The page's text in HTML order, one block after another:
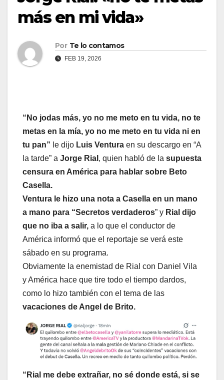
más en mi vida»
Por Te lo contamos
FEB 19, 2026
“No jodas más, yo no me meto en tu vida, no te
metas en la mía, yo no me meto en tu vida ni en
tu pan” le dijo Luis Ventura en su descargo en “A
la tarde” a Jorge Rial , quien habló de la supuesta
censura en América para hablar sobre Beto
Casella.
Ventura le hizo una nota a Casella en un mano
a mano para “Secretos verdaderos” y Rial dijo
que no iba a salir, a lo que el conductor de
América informó que el reportaje se verá este
sábado en su programa.
Obviamente la enemistad de Rial con Daniel Vila
y América hace que tire todo el tiempo dardos,
como lo hizo también con el tema de las
vacaciones de Angel de Brito.
“Rial me debe extrañar, no sé donde está, si se